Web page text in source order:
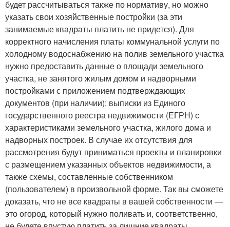
будет рассчитываться также по нормативу, но можно
указать свои хозяйственные постройки (за эти
занимаемые квадраты платить не придется). Для
корректного начисления платы коммунальной услуги по
холодному водоснабжению на полив земельного участка
нужно предоставить данные о площади земельного
участка, не занятого жилым домом и надворными
постройками с приложением подтверждающих
документов (при наличии): выписки из Единого
государственного реестра недвижимости (ЕГРН) с
характеристиками земельного участка, жилого дома и
надворных построек. В случае их отсутствия для
рассмотрения будут приниматься проекты и планировки
с размещением указанных объектов недвижимости, а
также схемы, составленные собственником
(пользователем) в произвольной форме. Так вы сможете
доказать, что не все квадраты в вашей собственности —
это огород, который нужно поливать и, соответственно,